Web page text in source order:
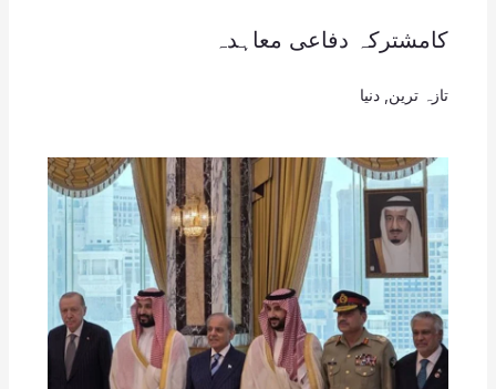
کامشترکہ دفاعی معاہدہ
تازہ ترین دنیا